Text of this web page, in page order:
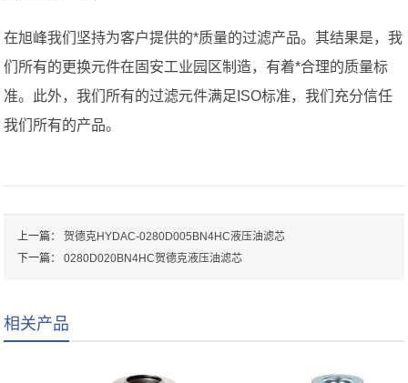
在旭峰我们坚持为客户提供的*质量的过滤产品。其结果是，我
们所有的更换元件在固安工业园区制造，有着*合理的质量标
准。此外，我们所有的过滤元件满足ISO标准，我们充分信任
我们所有的产品。
上一篇：贺德克HYDAC-0280D005BN4HC液压油滤芯
下一篇：0280D020BN4HC贺德克液压油滤芯
相关产品